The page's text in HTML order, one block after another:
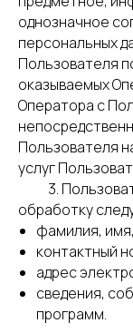
однозначное
персональных
Пользователя
оказываемых
Оператора с
Пользователя
услуг
3.
обработку
фамилия,
контактный
адрес
сведения,
программ.